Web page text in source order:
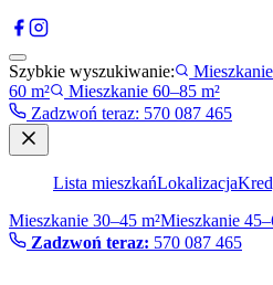
Szybkie wyszukiwanie:
60 m²
Mieszkanie 60–85 m²
Zadzwoń teraz: 570 087 465
Lista mieszkańLokalizacja
Mieszkanie 30–45 m²Mieszkanie
Zadzwoń teraz: 570 087 465